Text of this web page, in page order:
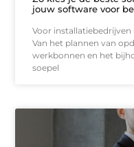
jouw software voor
Voor installatiebedrijven
Van het plannen van
werkbonnen en het
soepel